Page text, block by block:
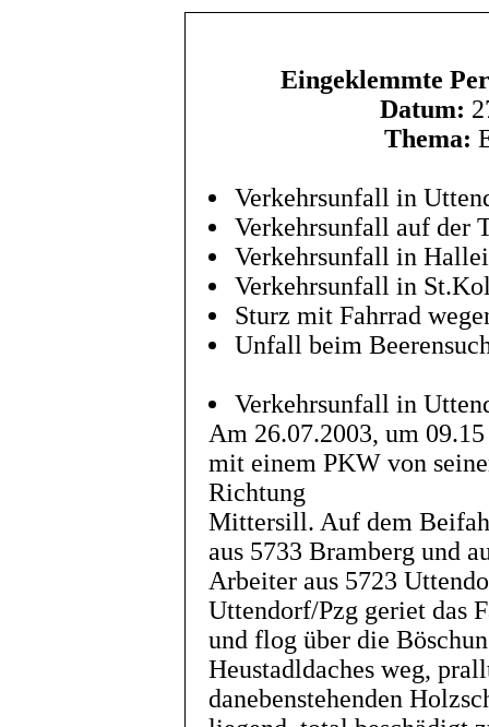
Eingeklemmte
Datum:
Thema:
Verkehrsunfall in
Verkehrsunfall auf der
Verkehrsunfall in
Verkehrsunfall in
Sturz mit Fahrrad
Unfall beim
Verkehrsunfall in
Am 26.07.2003, um
mit einem PKW von
Richtung
Mittersill. Auf dem
aus 5733 Bramberg und
Arbeiter aus 5723
Uttendorf/Pzg geriet das
und flog über die
Heustadldaches weg,
danebenstehenden